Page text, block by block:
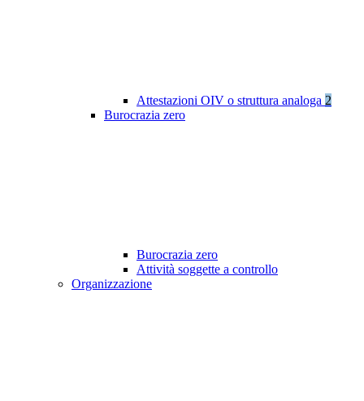
Attestazioni OIV o struttura analoga 2
Burocrazia zero
Burocrazia zero
Attività soggette a controllo
Organizzazione